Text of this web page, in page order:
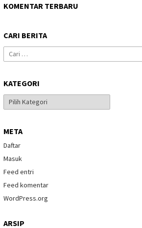
KOMENTAR TERBARU
CARI BERITA
Cari
untuk:
KATEGORI
Kategori
META
Daftar
Masuk
Feed entri
Feed komentar
WordPress.org
ARSIP